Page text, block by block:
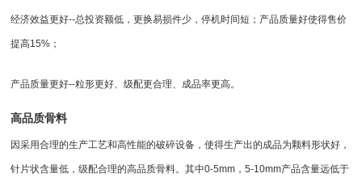
经济效益更好--总投资额低，更换易损件少，停机时间短；产品质量好使得售价
提高15%；
产品质量更好--粒形更好、级配更合理、成品率更高。
高品质骨料
因采用合理的生产工艺和高性能的破碎设备 ，使得生产出的成品为颗料形状好，
针片状含量低，级配合理的高品质骨料。其中0-5mm，5-10mm产品含量远低于